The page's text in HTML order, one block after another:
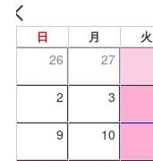
日 月 火
26 27
2 3
9 10